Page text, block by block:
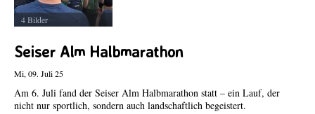
4 Bilder
Seiser Alm Halbmarathon
Mi, 09. Juli 25
Am 6. Juli fand der Seiser Alm Halbmarathon statt – ein Lauf, der
nicht nur sportlich, sondern auch landschaftlich begeistert.